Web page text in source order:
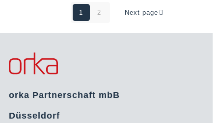
1 2 Next page
orka Partnerschaft mbB
Düsseldorf